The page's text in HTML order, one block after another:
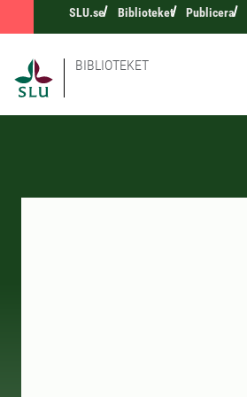
SLU.se Biblioteket Publicera
BIBLIOTEKET